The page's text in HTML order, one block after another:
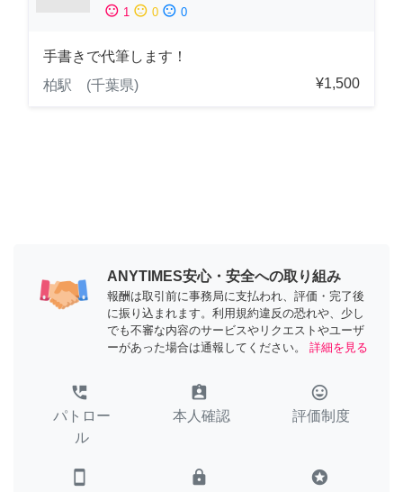
sentiment_satisfied 1 sentiment_neutral 0 sentiment_dissatisfied 0
手書きで代筆します！
柏駅 (千葉県)
¥1,500
ANYTIMES安心・安全への取り組み
報酬は取引前に事務局に支払われ、評価・完了後
に振り込まれます。利用規約違反の恐れや、少し
でも不審な内容のサービスやリクエストやユーザ
ーがあった場合は通報してください。
詳細を見る
perm_phone_msg
パトロー
ル
assignment_ind
本人確認
tag_faces
評価制度
smartphone lock stars